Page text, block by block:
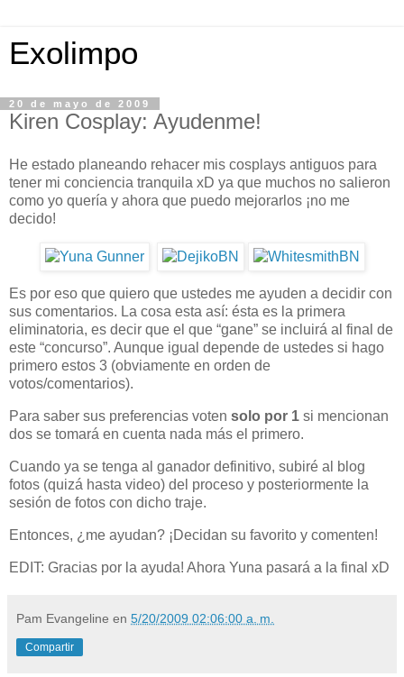
Exolimpo
20 de mayo de 2009
Kiren Cosplay: Ayudenme!
He estado planeando rehacer mis cosplays antiguos para
tener mi conciencia tranquila xD ya que muchos no salieron
como yo quería y ahora que puedo mejorarlos ¡no me
decido!
Es por eso que quiero que ustedes me ayuden a decidir con
sus comentarios. La cosa esta así: ésta es la primera
eliminatoria, es decir que el que “gane” se incluirá al final de
este “concurso”. Aunque igual depende de ustedes si hago
primero estos 3 (obviamente en orden de
votos/comentarios).
Para saber sus preferencias voten solo por 1 si mencionan
dos se tomará en cuenta nada más el primero.
Cuando ya se tenga al ganador definitivo, subiré al blog
fotos (quizá hasta video) del proceso y posteriormente la
sesión de fotos con dicho traje.
Entonces, ¿me ayudan? ¡Decidan su favorito y comenten!
EDIT: Gracias por la ayuda! Ahora Yuna pasará a la final xD
Pam Evangeline en 5/20/2009 02:06:00 a. m.
Compartir